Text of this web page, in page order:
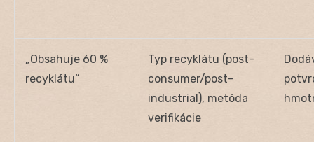
„Obsahuje 60 %
recyklátu“
Typ recyklátu (post-
consumer/post-
industrial), metóda
verifikácie